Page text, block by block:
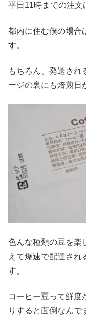
平日11時までの注文
都内に住む僕の場合
す。
もちろん、発送され
ージの裏にも焙煎日
色んな種類の豆を楽
えて爆速で配達され
す。
コーヒー豆って鮮度
りすると面倒なんで